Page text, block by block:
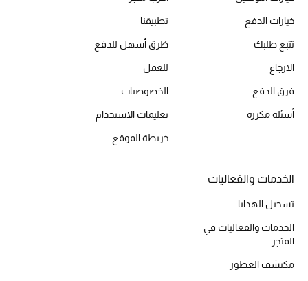
جميع الحقائب النسائية
موضة نسائية
الموسم الجديد
الحقائب النسائية
خيارات الدفع
تتبع طلبك
الارجاع
فرق الدفع
أسئلة مكررة
تطبيقنا
طُرق أسهل للدفع
للعمل
الخصوصيات
تعليمات الاستخدام
خريطة الموقع
الخدمات والفعاليات
تسجيل الهدايا
الخدمات والفعاليات في
المتجر
مكتشف العطور